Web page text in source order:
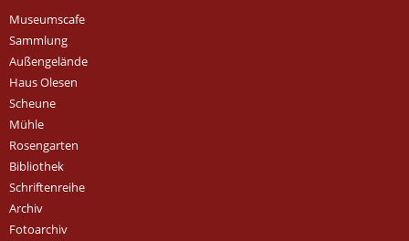
Museumscafe
Sammlung
Außengelände
Haus Olesen
Scheune
Mühle
Rosengarten
Bibliothek
Schriftenreihe
Archiv
Fotoarchiv